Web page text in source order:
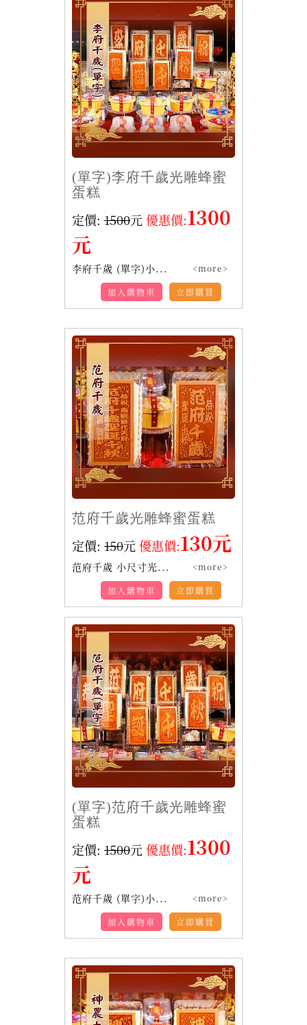
(單字)李府千歲光雕蜂蜜
蛋糕
定價: 1500元 優惠價:1300
元
李府千歲 (單字)小... <more>
立即購買
加入購物車
范府千歲光雕蜂蜜蛋糕
定價: 150元 優惠價:130元
范府千歲 小尺寸光... <more>
立即購買
加入購物車
(單字)范府千歲光雕蜂蜜
蛋糕
定價: 1500元 優惠價:1300
元
范府千歲 (單字)小... <more>
立即購買
加入購物車